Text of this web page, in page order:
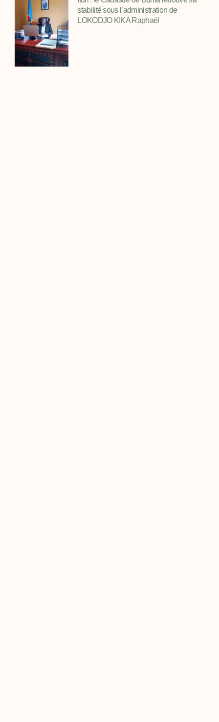
stabilité sous l’administration de
LOKODJO KIKA Raphaël